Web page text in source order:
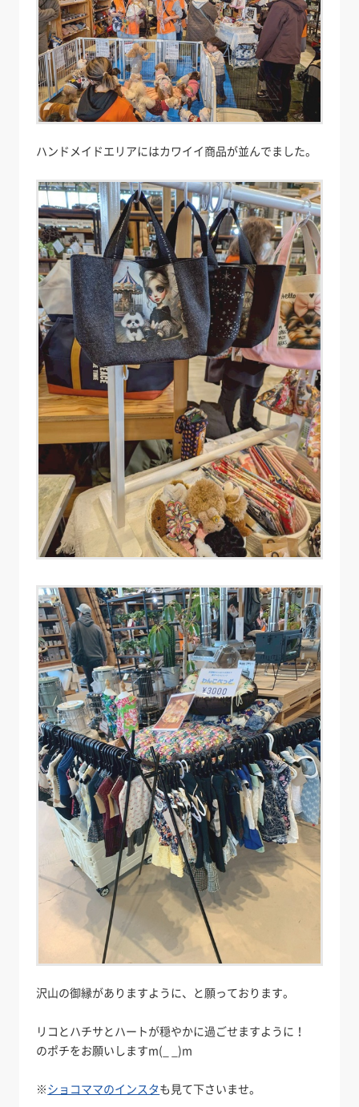
ハンドメイドエリアにはカワイイ商品が並んでました。
沢山の御縁がありますように、と願っております。
リコとハチサとハートが穏やかに過ごせますように！
のポチをお願いしますm(_ _)m
※ショコママのインスタも見て下さいませ。